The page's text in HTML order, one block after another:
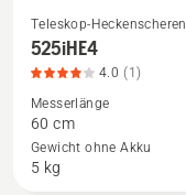
Mehr
Details
zu
525iHE4
anzeigen,
Produktbewertung
Teleskop-Heckenscheren
525iHE4
4.0 (1)
Messerlänge
60 cm
Gewicht ohne Akku
5 kg